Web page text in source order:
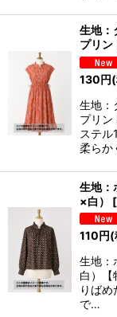
生地：
プリン
130円
生地：
プリン
ステル
柔らか
生地：
×白）
[
110円(
生地：
白）【
りば
で…